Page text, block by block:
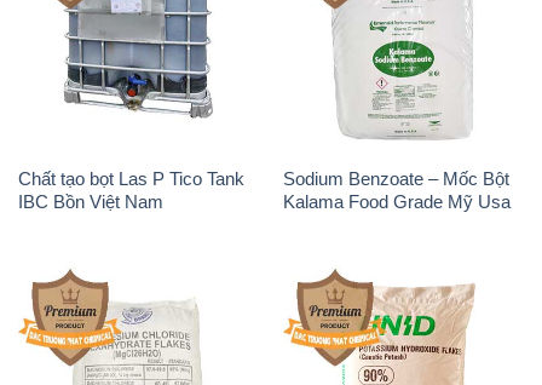
Sodium Percarbonate Dạng
Bột Trung Quốc China
Sodium Acetate – Natri
Acetate Trung Quốc China